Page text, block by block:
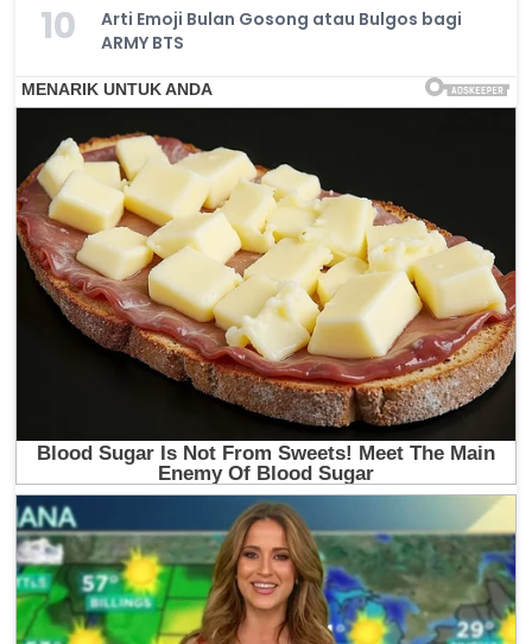
10
Arti Emoji Bulan Gosong atau Bulgos bagi
ARMY BTS